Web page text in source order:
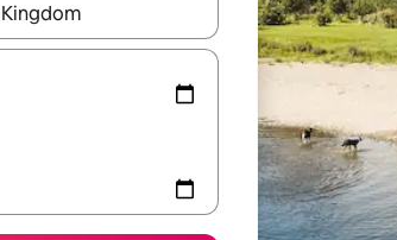
disponibles, podrás navegar usando las